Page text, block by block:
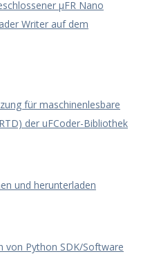
μFR Nano
Writer auf dem
für maschinenlesbare
der uFCoder-Bibliothek
und herunterladen
von Python SDK/Software